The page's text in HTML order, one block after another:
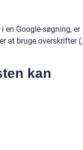
en Google-søgning, er
at bruge overskrifter (,
kan